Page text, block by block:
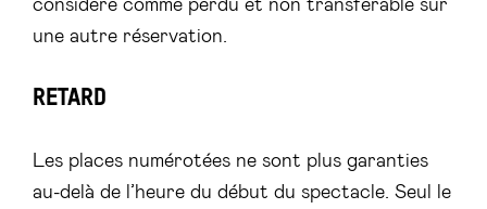
une autre réservation.
RETARD
Les places numérotées ne sont plus garanties
au-delà de l’heure du début du spectacle. Seul le